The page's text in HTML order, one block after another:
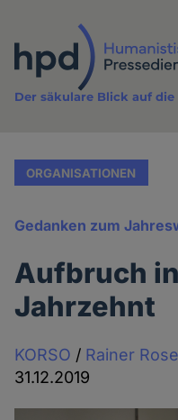
Inhalt
Der säkulare Blick auf die
ORGANISATIONEN
Gedanken zum
Aufbruch
Jahrzehnt
KORSO / Rainer
31.12.2019